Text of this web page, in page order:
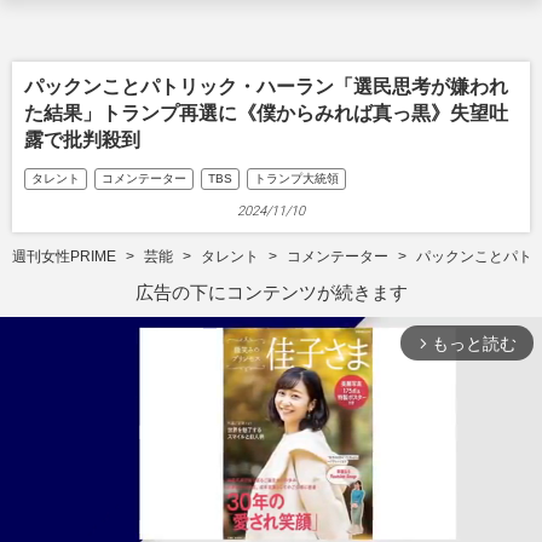
パックンことパトリック・ハーラン「選民思考が嫌われ
た結果」トランプ再選に《僕からみれば真っ黒》失望吐
露で批判殺到
タレント コメンテーター TBS トランプ大統領
2024/11/10
週刊女性PRIME 芸能 タレント コメンテーター パックンことパト
広告の下にコンテンツが続きます
arrow_forward_ios もっと読む